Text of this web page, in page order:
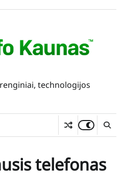
technologijos
telefonas